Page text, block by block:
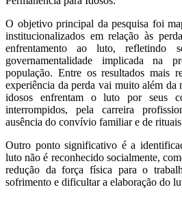
O objetivo principal da pesquisa foi
institucionalizados em relação às
enfrentamento ao luto, refletindo
governamentalidade implicada na
população. Entre os resultados mais
experiência da perda vai muito além da
idosos enfrentam o luto por seus
interrompidos, pela carreira
ausência do convívio familiar e de
Outro ponto significativo é a
luto não é reconhecido socialmente,
redução da força física para o
sofrimento e dificultar a elaboração do